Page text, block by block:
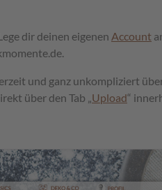
dir deinen eigenen Account
und ganz unkompliziert
über den Tab „ Upload“